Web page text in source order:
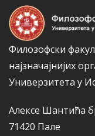
Филозофски
најзначајнијих
Универзитета у
Алексе Шантића
71420 Пале